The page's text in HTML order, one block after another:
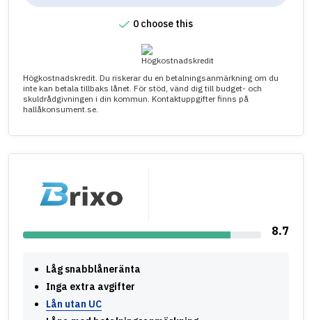
0 choose this
Högkostnadskredit. Du riskerar du en betalningsanmärkning om du
inte kan betala tillbaks lånet. För stöd, vänd dig till budget- och
skuldrådgivningen i din kommun. Kontaktuppgifter finns på
hallåkonsument.se.
8.7
Låg snabblåneränta
Inga extra avgifter
Lån utan UC